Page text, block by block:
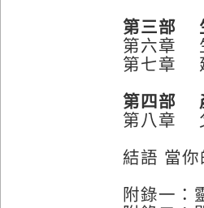
第三部
第六章
第七章
第四部
第八章
結語 當
附錄一：